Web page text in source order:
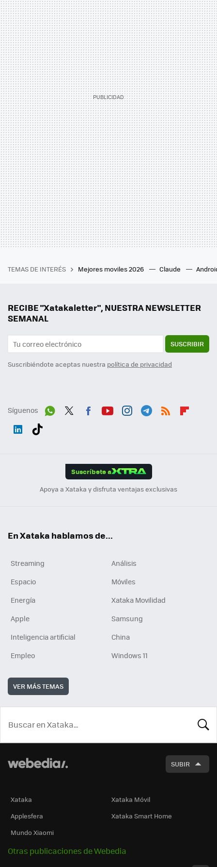
TEMAS DE INTERÉS Mejores moviles 2026 Claude
RECIBE "Xatakaletter", NUESTRA NEWSLETTER
SEMANAL
SUSCRIBIR
Suscribiéndote aceptas nuestra política de privacidad
Síguenos
Suscríbete a
Apoya a Xataka y disfruta ventajas exclusivas
En Xataka hablamos de...
Streaming
Análisis
Espacio
Móviles
Energía
Xataka Movilidad
Apple
Samsung
Inteligencia artificial
China
Empleo
Windows 11
VER MÁS TEMAS
SUBIR
Xataka
Xataka Móvil
Applesfera
Xataka Smart Home
Mundo Xiaomi
Otras publicaciones de Webedia